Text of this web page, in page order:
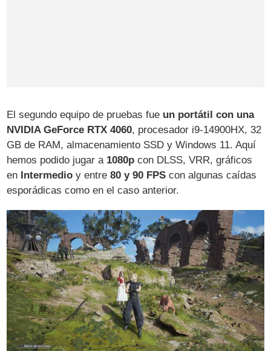
El segundo equipo de pruebas fue un portátil con una
NVIDIA GeForce RTX 4060, procesador i9-14900HX, 32
GB de RAM, almacenamiento SSD y Windows 11. Aquí
hemos podido jugar a 1080p con DLSS, VRR, gráficos
en Intermedio y entre80 y 90 FPS con algunas caídas
esporádicas como en el caso anterior.